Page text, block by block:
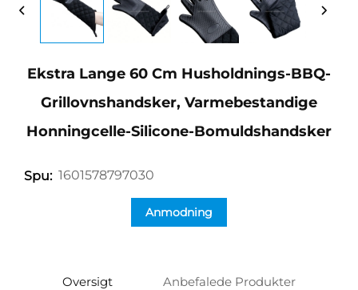
Ekstra Lange 60 Cm Husholdnings-BBQ-
Grillovnshandsker, Varmebestandige
Honningcelle-Silicone-Bomuldshandsker
Spu: 1601578797030
Anmodning
Oversigt Anbefalede Produkter